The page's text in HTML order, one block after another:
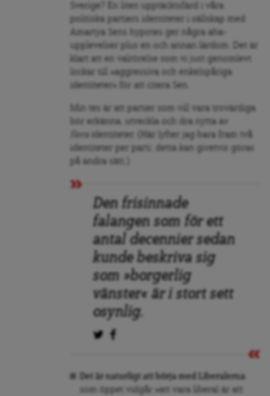
Sverige? En liten upptäcktsfärd i våra
politiska partiers identiteter i sällskap med
Amartya Sens hypotes ger några aha-
upplevelser plus en och annan lärdom. Det är
klart att en valrörelse som vi just genomlevt
lockar till »aggressiva och enkelspåriga
identiteter« för att citera Sen.
Min tes är att partier som vill vara trovärdiga
bör erkänna, utveckla och dra nytta av
flera
identiteter. (Här lyfter jag bara fram två
identiteter per parti; detta kan givetvis göras
på andra sätt.)
Den frisinnade
falangen som för ett
antal decennier sedan
kunde beskriva sig
som »borgerlig
vänster« är i stort sett
osynlig.
Det är naturligt att börja med Liberalerna
som öppet vidgår »att vara liberal är att